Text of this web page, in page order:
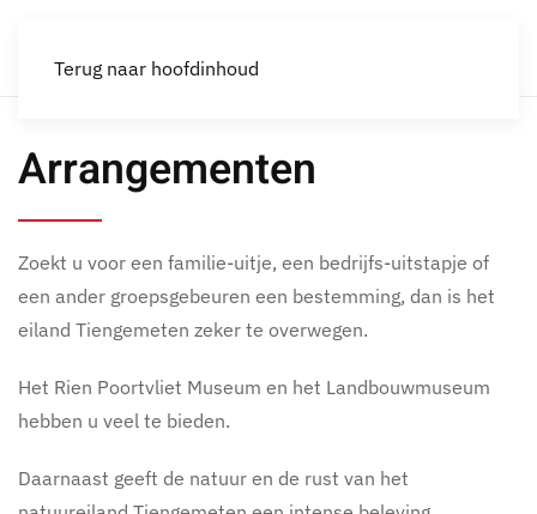
Terug naar hoofdinhoud
Arrangementen
Zoekt u voor een familie-uitje, een bedrijfs-uitstapje of
een ander groepsgebeuren een bestemming, dan is het
eiland Tiengemeten zeker te overwegen.
Het Rien Poortvliet Museum en het Landbouwmuseum
hebben u veel te bieden.
Daarnaast geeft de natuur en de rust van het